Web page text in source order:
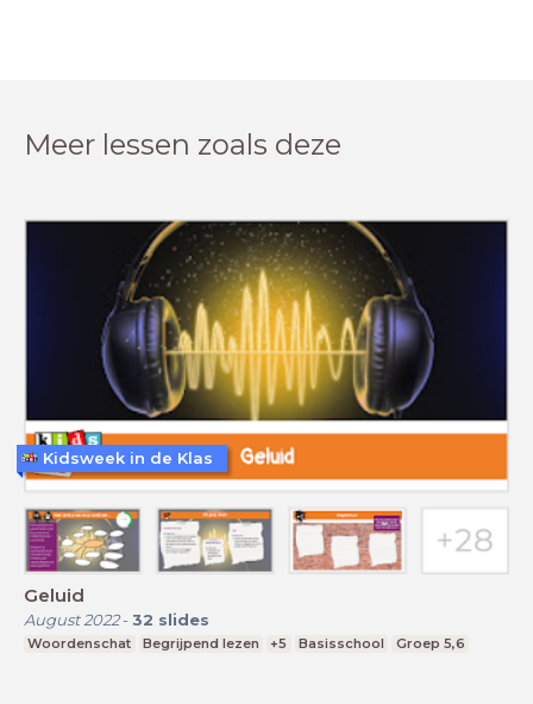
Meer lessen zoals deze
Geluid
August 2022- 32 slides
Woordenschat Begrijpend lezen +5 Basisschool Groep 5,6
Kidsweek in de Klas